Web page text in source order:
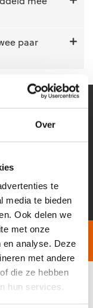
Over
te
media te bieden
Ook delen we
met onze
analyse. Deze
met andere
die ze hebben
hun services.
paar
Op werkdagen